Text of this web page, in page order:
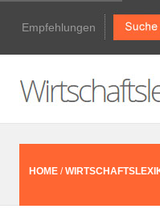
Empfehlungen
HOME /